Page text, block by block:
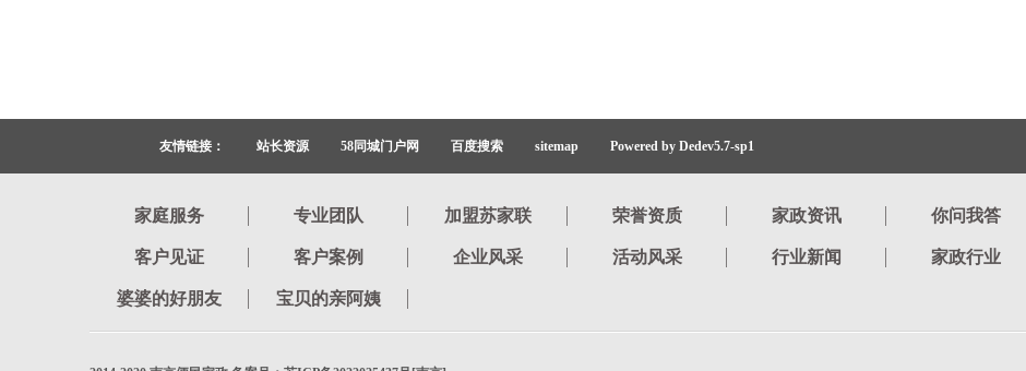
友情链接： 站长资源 58同城门户网 百度搜索 sitemap Powered by Dedev5.7-sp1
家庭服务 专业团队 加盟苏家联 荣誉资质 家政资讯 你问我答
客户见证 客户案例 企业风采 活动风采 行业新闻 家政行业
婆婆的好朋友 宝贝的亲阿姨